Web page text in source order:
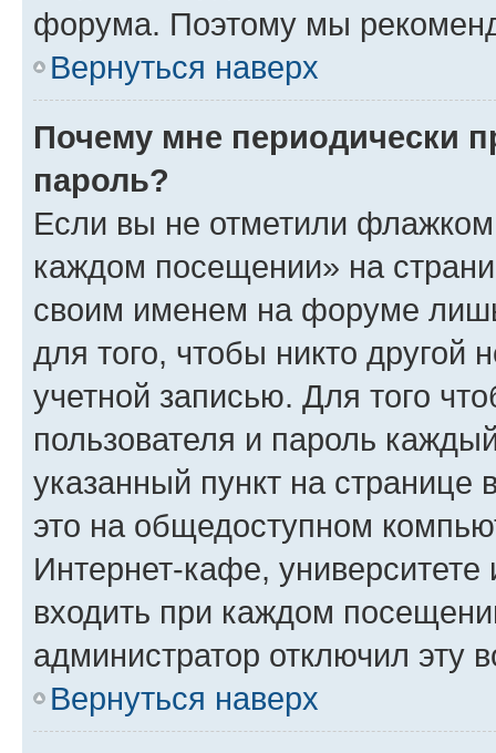
форума. Поэтому мы
Вернуться наверх
Почему мне периодически
пароль?
Если вы не отметили флажком
каждом посещении» на
своим именем на форуме
для того, чтобы никто другой
учетной записью. Для того
пользователя и пароль
указанный пункт на
это на общедоступном
Интернет-кафе, университете
входить при каждом
администратор отключил эту
Вернуться наверх